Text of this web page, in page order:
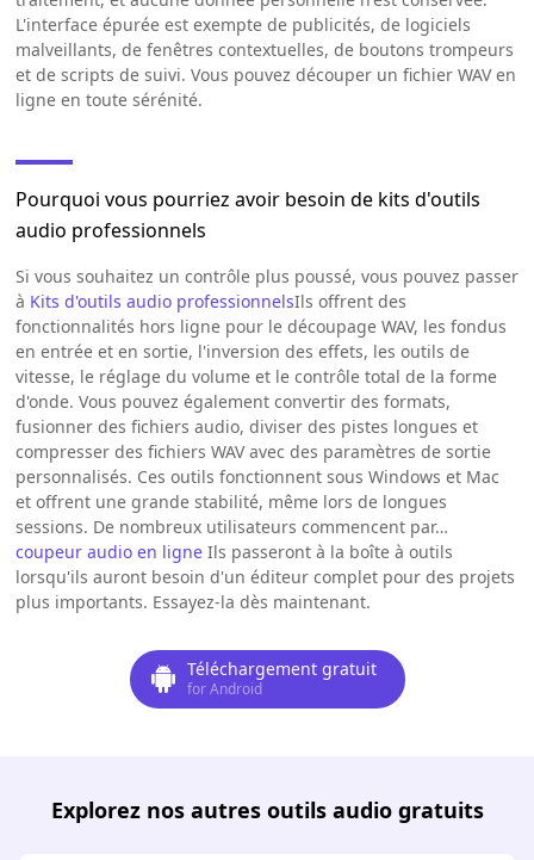
L'interface épurée est exempte de publicités, de logiciels
malveillants, de fenêtres contextuelles, de boutons trompeurs
et de scripts de suivi. Vous pouvez découper un fichier WAV en
ligne en toute sérénité.
Pourquoi vous pourriez avoir besoin de kits d'outils
audio professionnels
Si vous souhaitez un contrôle plus poussé, vous pouvez passer
à Kits d'outils audio professionnelsIls offrent des
fonctionnalités hors ligne pour le découpage WAV, les fondus
en entrée et en sortie, l'inversion des effets, les outils de
vitesse, le réglage du volume et le contrôle total de la forme
d'onde. Vous pouvez également convertir des formats,
fusionner des fichiers audio, diviser des pistes longues et
compresser des fichiers WAV avec des paramètres de sortie
personnalisés. Ces outils fonctionnent sous Windows et Mac
et offrent une grande stabilité, même lors de longues
sessions. De nombreux utilisateurs commencent par…
coupeur audio en ligneIls passeront à la boîte à outils
lorsqu'ils auront besoin d'un éditeur complet pour des projets
plus importants. Essayez-la dès maintenant.
Téléchargement gratuit
for Android
Explorez nos autres outils audio gratuits